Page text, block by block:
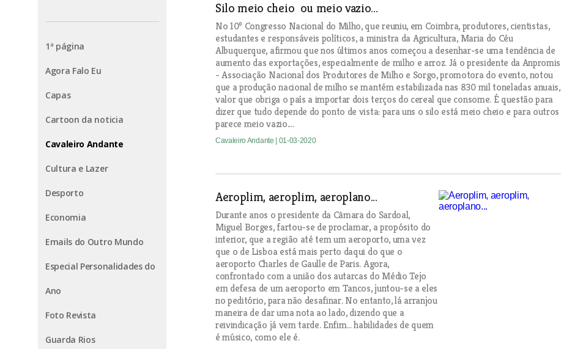
1ª página
Agora Falo Eu
Capas
Cartoon da noticia
Cavaleiro Andante
Cultura e Lazer
Desporto
Economia
Emails do Outro Mundo
Especial Personalidades do
Ano
Foto Revista
Guarda Rios
Silo meio cheio ou meio vazio…
No 10º Congresso Nacional do Milho, que reuniu, em Coimbra, produtores, cientistas,
estudantes e responsáveis políticos, a ministra da Agricultura, Maria do Céu
Albuquerque, afirmou que nos últimos anos começou a desenhar-se uma tendência de
aumento das exportações, especialmente de milho e arroz. Já o presidente da Anpromis
- Associação Nacional dos Produtores de Milho e Sorgo, promotora do evento, notou
que a produção nacional de milho se mantém estabilizada nas 830 mil toneladas anuais,
valor que obriga o país a importar dois terços do cereal que consome. É questão para
dizer que tudo depende do ponto de vista: para uns o silo está meio cheio e para outros
parece meio vazio....
Cavaleiro Andante | 01-03-2020
Aeroplim, aeroplim, aeroplano...
Durante anos o presidente da Câmara do Sardoal,
Miguel Borges, fartou-se de proclamar, a propósito do
interior, que a região até tem um aeroporto, uma vez
que o de Lisboa está mais perto daqui do que o
aeroporto Charles de Gaulle de Paris. Agora,
confrontado com a união dos autarcas do Médio Tejo
em defesa de um aeroporto em Tancos, juntou-se a eles
no peditório, para não desafinar. No entanto, lá arranjou
maneira de dar uma nota ao lado, dizendo que a
reivindicação já vem tarde. Enfim... habilidades de quem
é músico, como ele é.